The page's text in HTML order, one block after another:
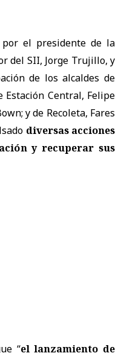
por el presidente de la
del SII, Jorge Trujillo, y
de los alcaldes de
Estación Central, Felipe
y de Recoleta, Fares
diversas acciones
y recuperar sus
“el lanzamiento de